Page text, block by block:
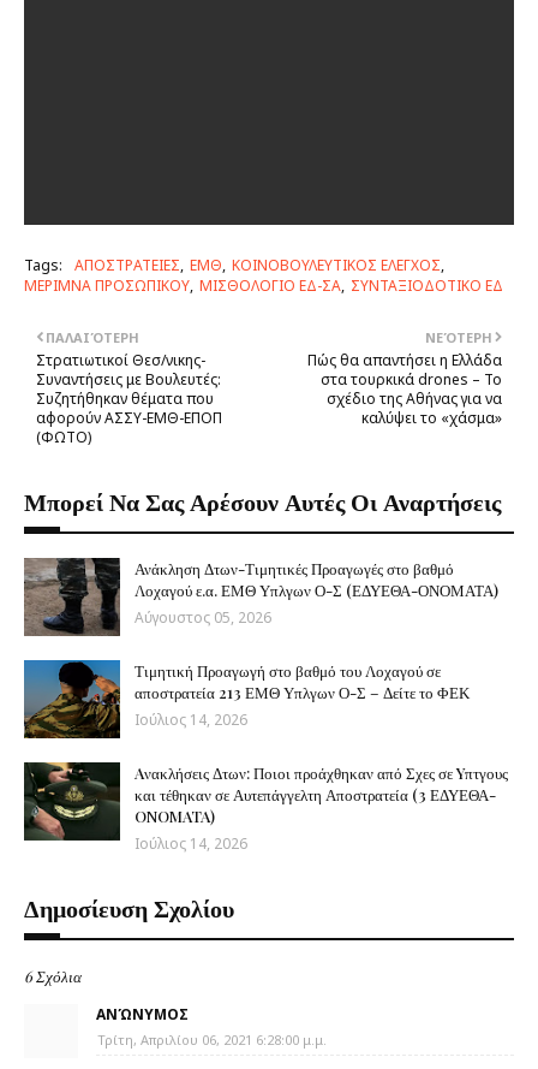
Tags: ΑΠΟΣΤΡΑΤΕΙΕΣ ΕΜΘ ΚΟΙΝΟΒΟΥΛΕΥΤΙΚΟΣ ΕΛΕΓΧΟΣ
ΜΕΡΙΜΝΑ ΠΡΟΣΩΠΙΚΟΥ ΜΙΣΘΟΛΟΓΙΟ ΕΔ-ΣΑ ΣΥΝΤΑΞΙΟΔΟΤΙΚΟ ΕΔ
ΝΕΌΤΕΡΗ
Πώς θα απαντήσει η Ελλάδα
στα τουρκικά drones – Το
σχέδιο της Αθήνας για να
καλύψει το «χάσμα»
ΠΑΛΑΙΌΤΕΡΗ
Στρατιωτικοί Θεσ/νικης-
Συναντήσεις με Βουλευτές:
Συζητήθηκαν θέματα που
αφορούν ΑΣΣΥ-ΕΜΘ-ΕΠΟΠ
(ΦΩΤΟ)
Μπορεί Να Σας Αρέσουν Αυτές Οι Αναρτήσεις
Ανάκληση Δτων-Τιμητικές Προαγωγές στο βαθμό
Λοχαγού ε.α. ΕΜΘ Υπλγων Ο-Σ (ΕΔΥΕΘΑ-ΟΝΟΜΑΤΑ)
Αύγουστος 05, 2026
Τιμητική Προαγωγή στο βαθμό του Λοχαγού σε
αποστρατεία 213 ΕΜΘ Υπλγων Ο-Σ – Δείτε το ΦΕΚ
Ιούλιος 14, 2026
Aνακλήσεις Δτων: Ποιοι προάχθηκαν από Σχες σε Yπτγους
και τέθηκαν σε Αυτεπάγγελτη Αποστρατεία (3 ΕΔΥΕΘΑ-
ONOMATA)
Ιούλιος 14, 2026
Δημοσίευση Σχολίου
6 Σχόλια
ΑΝΏΝΥΜΟΣ
Τρίτη, Απριλίου 06, 2021 6:28:00 μ.μ.